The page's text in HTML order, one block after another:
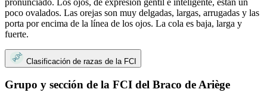
poco ovalados. Las orejas son muy delgadas, largas, arrugadas y las
porta por encima de la línea de los ojos. La cola es baja, larga y
fuerte.
Clasificación de razas de la FCI
Grupo y sección de la FCI del Braco de Ariège